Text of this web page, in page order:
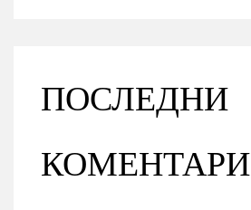
ПОСЛЕДНИ
КОМЕНТАРИ